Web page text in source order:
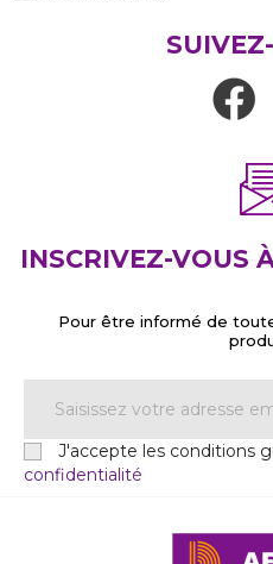
INSCRIVEZ-VOUS
Pour être informé de
J'accepte les conditions
confidentialité